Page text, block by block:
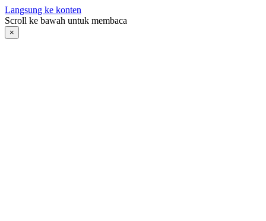
Langsung ke konten
Scroll ke bawah untuk membaca
×